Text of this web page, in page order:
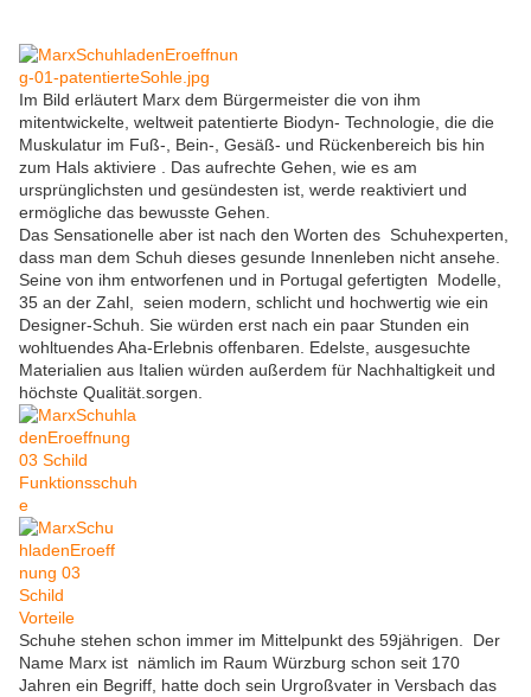
Im Bild erläutert Marx dem Bürgermeister die von ihm
mitentwickelte, weltweit patentierte Biodyn- Technologie, die die
Muskulatur im Fuß-, Bein-, Gesäß- und Rückenbereich bis hin
zum Hals aktiviere . Das aufrechte Gehen, wie es am
ursprünglichsten und gesündesten ist, werde reaktiviert und
ermögliche das bewusste Gehen.
Das Sensationelle aber ist nach den Worten des Schuhexperten,
dass man dem Schuh dieses gesunde Innenleben nicht ansehe.
Seine von ihm entworfenen und in Portugal gefertigten Modelle,
35 an der Zahl, seien modern, schlicht und hochwertig wie ein
Designer-Schuh. Sie würden erst nach ein paar Stunden ein
wohltuendes Aha-Erlebnis offenbaren. Edelste, ausgesuchte
Materialien aus Italien würden außerdem für Nachhaltigkeit und
höchste Qualität.sorgen.
Schuhe stehen schon immer im Mittelpunkt des 59jährigen. Der
Name Marx ist nämlich im Raum Würzburg schon seit 170
Jahren ein Begriff, hatte doch sein Urgroßvater in Versbach das